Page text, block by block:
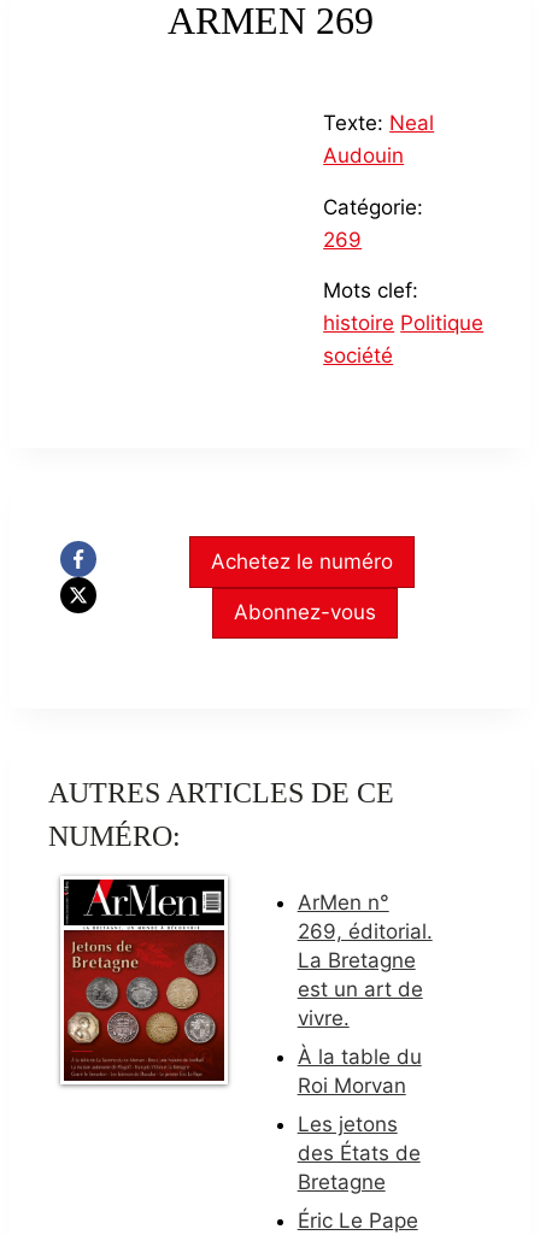
ARMEN 269
Texte: Neal
Audouin
Catégorie:
269
Mots clef:
histoire Politique
société
Achetez le numéro
Abonnez-vous
AUTRES ARTICLES DE CE
NUMÉRO:
ArMen n°
269, éditorial.
La Bretagne
est un art de
vivre.
À la table du
Roi Morvan
Les jetons
des États de
Bretagne
Éric Le Pape